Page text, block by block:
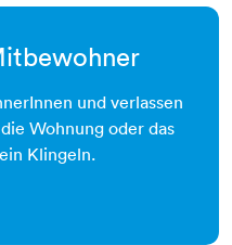
und verlassen
Wohnung oder das
Klingeln.